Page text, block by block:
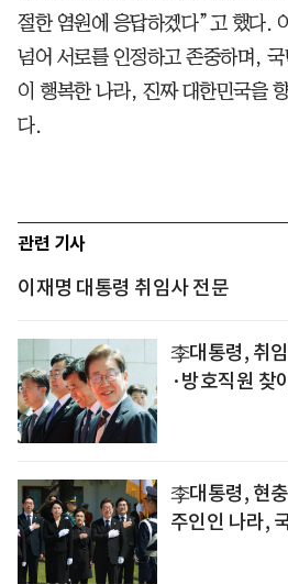
절한 염원에 응답하겠다”고 했다.
넘어 서로를 인정하고 존중하며,
이 행복한 나라, 진짜 대한민국을
다.
관련 기사
이재명 대통령 취임사 전문
李대통령, 취
·방호직원 찾
李대통령, 현
주인인 나라,